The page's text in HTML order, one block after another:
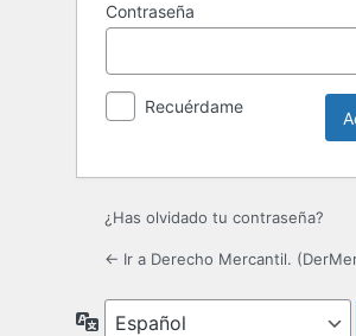
Contraseña
Recuérdame
¿Has olvidado tu contraseña?
← Ir a Derecho Mercantil.
Idioma